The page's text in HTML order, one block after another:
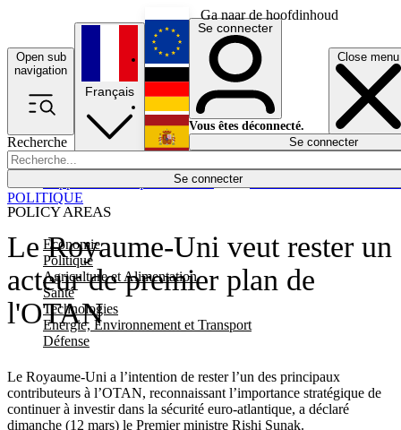
Ga naar de hoofdinhoud
Open sub
navigation
Close menu
Recherche
Se connecter
POLICY AREAS
Economie
Politique
Agriculture et Alimentation
Santé
Technologies
Energie, Environnement et Transport
Défense
Économie
Français
English
Deutsch
Español
Se connecter
Vous êtes déconnecté.
Se connecter
Le Royaume-Uni veut rester un
acteur de premier plan de
l'OTAN
Le Royaume-Uni a l’intention de rester l’un des principaux
contributeurs à l’OTAN, reconnaissant l’importance stratégique de
continuer à investir dans la sécurité euro-atlantique, a déclaré
dimanche (12 mars) le Premier ministre Rishi Sunak.
POLITIQUE